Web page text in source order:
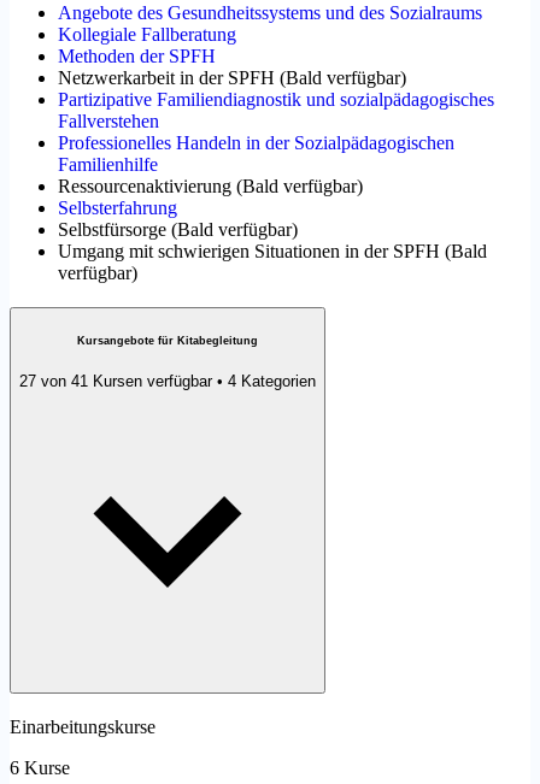
Angebote des Gesundheitssystems und des Sozialraums
Kollegiale Fallberatung
Methoden der SPFH
Netzwerkarbeit in der SPFH (Bald verfügbar)
Partizipative Familiendiagnostik und sozialpädagogisches
Fallverstehen
Professionelles Handeln in der Sozialpädagogischen
Familienhilfe
Ressourcenaktivierung (Bald verfügbar)
Selbsterfahrung
Selbstfürsorge (Bald verfügbar)
Umgang mit schwierigen Situationen in der SPFH (Bald
verfügbar)
Kursangebote für Kitabegleitung
27 von 41 Kursen verfügbar • 4 Kategorien
Einarbeitungskurse
6 Kurse